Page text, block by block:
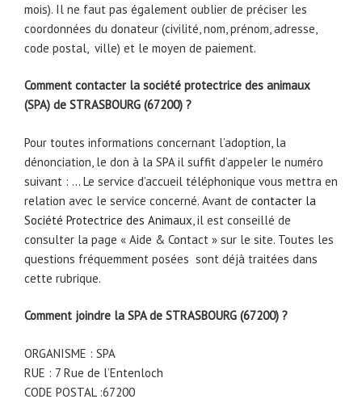
mois). Il ne faut pas également oublier de préciser les
coordonnées du donateur (civilité, nom, prénom, adresse,
code postal, ville) et le moyen de paiement.
Comment contacter la société protectrice des animaux
(SPA) de STRASBOURG (67200) ?
Pour toutes informations concernant l’adoption, la
dénonciation, le don à la SPA il suffit d’appeler le numéro
suivant : … Le service d’accueil téléphonique vous mettra en
relation avec le service concerné. Avant de contacter la
Société Protectrice des Animaux , il est conseillé de
consulter la page « Aide & Contact » sur le site. Toutes les
questions fréquemment posées sont déjà traitées dans
cette rubrique.
Comment joindre la SPA de STRASBOURG (67200) ?
ORGANISME : SPA
RUE : 7 Rue de l’Entenloch
CODE POSTAL :67200